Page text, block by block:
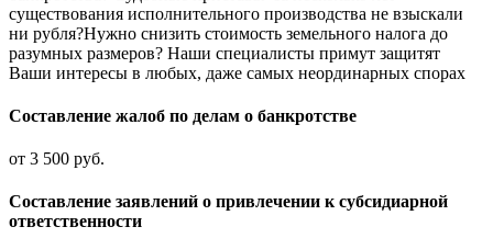
существования исполнительного производства не взыскали
ни рубля?Нужно снизить стоимость земельного налога до
разумных размеров? Наши специалисты примут защитят
Ваши интересы в любых, даже самых неординарных спорах
Составление жалоб по делам о банкротстве
от 3 500 руб.
Составление заявлений о привлечении к субсидиарной
ответственности